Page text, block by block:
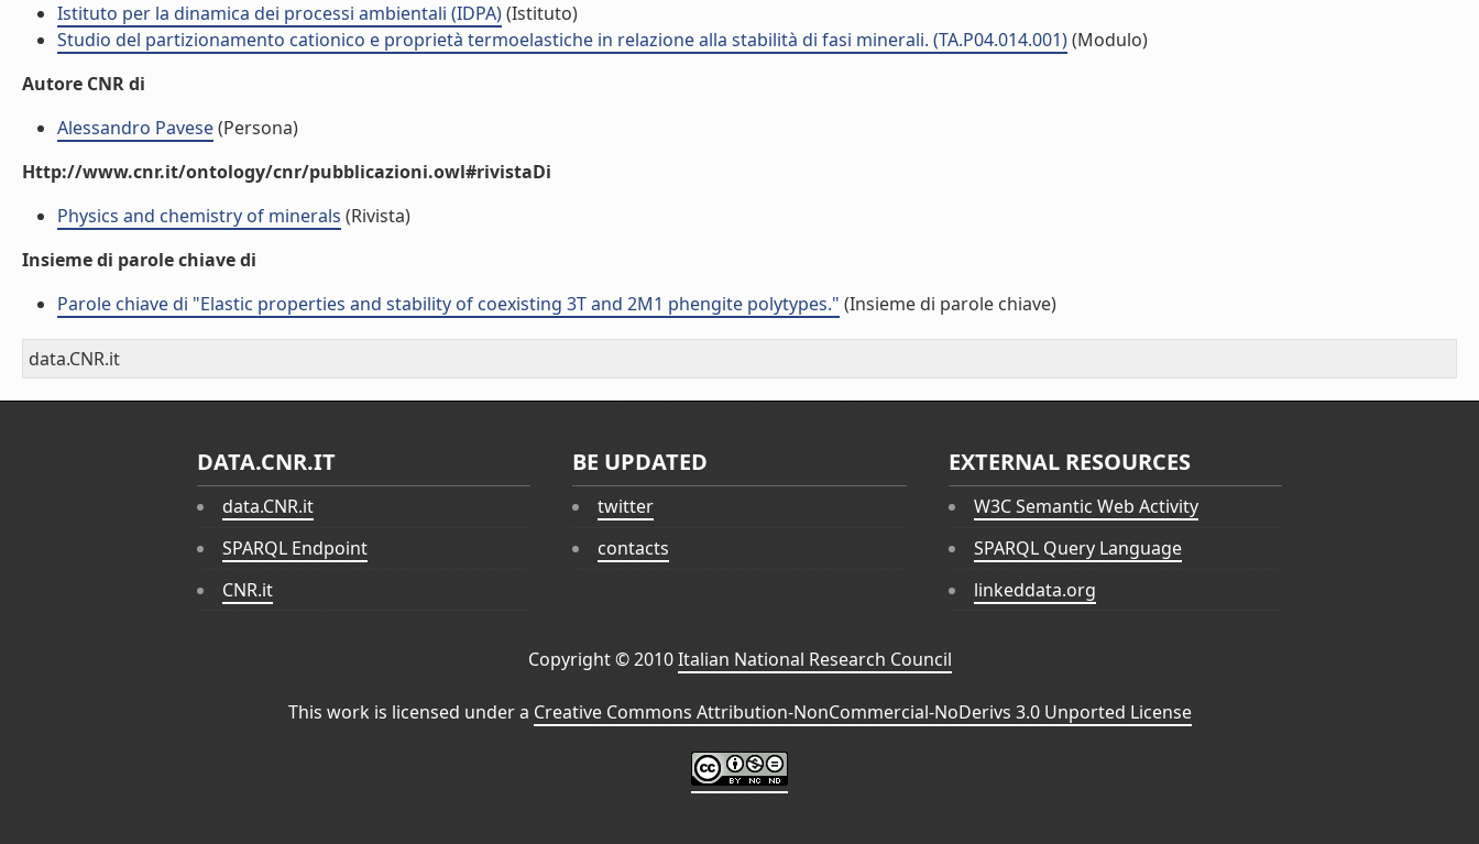
Istituto per la dinamica dei processi ambientali (IDPA)(Istituto)
Studio del partizionamento cationico e proprietà termoelastiche in relazione alla stabilità di fasi minerali. (TA.P04.014.001)(Modulo)
Autore CNR di
Alessandro Pavese(Persona)
Http://www.cnr.it/ontology/cnr/pubblicazioni.owl#rivistaDi
Physics and chemistry of minerals (Rivista)
Insieme di parole chiave di
Parole chiave di "Elastic properties and stability of coexisting 3T and 2M1 phengite polytypes." (Insieme di parole chiave)
data.CNR.it
DATA.CNR.IT
data.CNR.it
SPARQL Endpoint
CNR.it
BE UPDATED
twitter
contacts
EXTERNAL RESOURCES
W3C Semantic Web Activity
SPARQL Query Language
linkeddata.org
Copyright © 2010Italian National Research Council
This work is licensed under a Creative Commons Attribution-NonCommercial-NoDerivs 3.0 Unported License